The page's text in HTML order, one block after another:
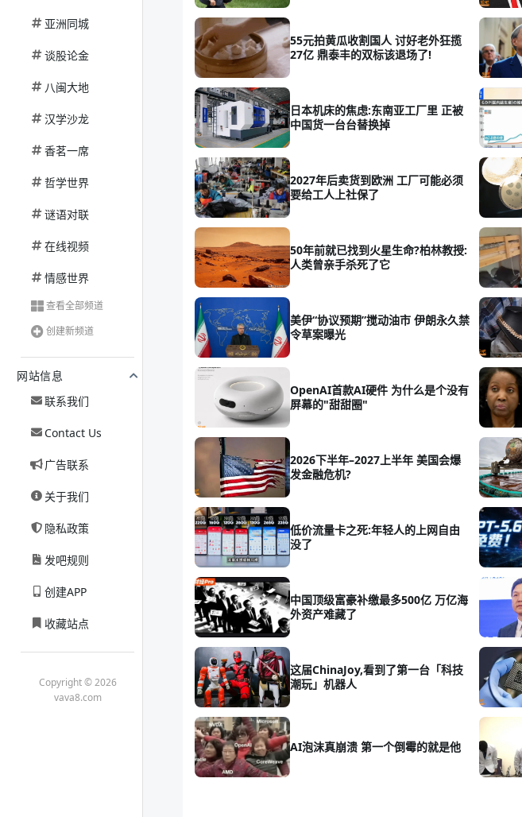
亚洲同城
谈股论金
八闽大地
汉学沙龙
香茗一席
哲学世界
谜语对联
在线视频
情感世界
查看全部频道
创建新频道
网站信息
联系我们
Contact Us
广告联系
关于我们
隐私政策
发吧规则
创建APP
收藏站点
Copyright © 2026
vava8.com
55元拍黄瓜收割国人 讨好老外狂揽
27亿 鼎泰丰的双标该退场了!
日本机床的焦虑:东南亚工厂里 正被
中国货一台台替换掉
2027年后卖货到欧洲 工厂可能必须
要给工人上社保了
50年前就已找到火星生命?柏林教授:
人类曾亲手杀死了它
美伊“协议预期”搅动油市 伊朗永久禁
令草案曝光
OpenAI首款AI硬件 为什么是个没有
屏幕的"甜甜圈"
2026下半年–2027上半年 美国会爆
发金融危机?
低价流量卡之死:年轻人的上网自由
没了
中国顶级富豪补缴最多500亿 万亿海
外资产难藏了
这届ChinaJoy,看到了第一台「科技
潮玩」机器人
AI泡沫真崩溃 第一个倒霉的就是他